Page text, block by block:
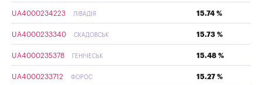
UA4000234223 ЛІВАДІЯ 15.74 %
UA4000233340 СКАДОВСЬК 15.73 %
UA4000235378 ГЕНІЧЕСЬК 15.48 %
UA4000233712 ФОРОС 15.27 %